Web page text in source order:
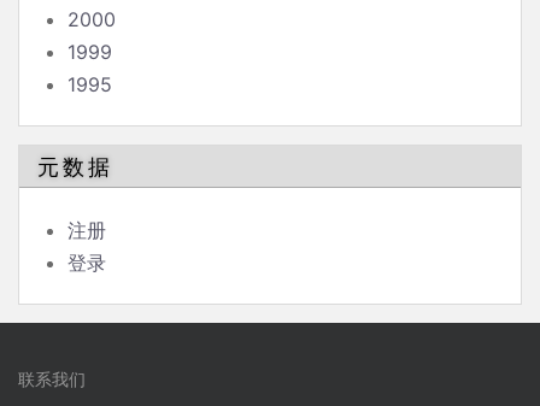
2000
1999
1995
元数据
注册
登录
联系我们